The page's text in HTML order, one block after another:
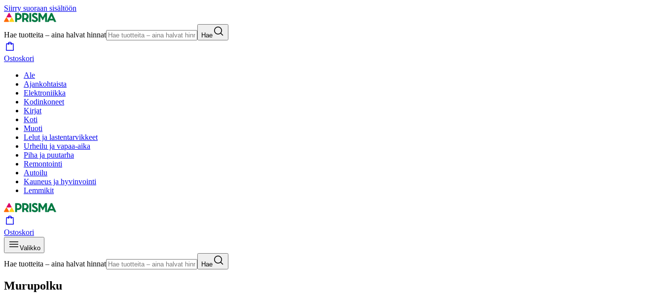
Siirry suoraan sisältöön
Hae tuotteita – aina halvat hinnat Hae
Ostoskori
Ale
Ajankohtaista
Elektroniikka
Kodinkoneet
Kirjat
Koti
Muoti
Lelut ja lastentarvikkeet
Urheilu ja vapaa-aika
Piha ja puutarha
Remontointi
Autoilu
Kauneus ja hyvinvointi
Lemmikit
Ostoskori
Valikko
Hae tuotteita – aina halvat hinnat Hae
Murupolku